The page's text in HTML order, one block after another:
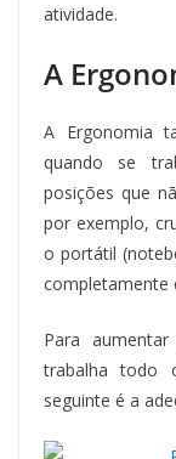
atividade.
A
A Ergonomia
quando se
posições que
por exemplo,
o portátil
completamente
Para
trabalha todo
seguinte é a